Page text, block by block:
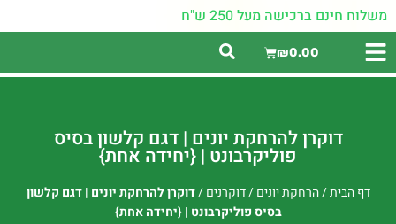
משלוח חינם ברכישה מעל 250 ש"ח
₪0.00
דוקרן להרחקת יונים | דגם קלשון בסיס
פוליקרבונט | {יחידה אחת}
דף הבית/הרחקת יונים/דוקרנים/דוקרן להרחקת יונים | דגם קלשון
בסיס פוליקרבונט | {יחידה אחת}